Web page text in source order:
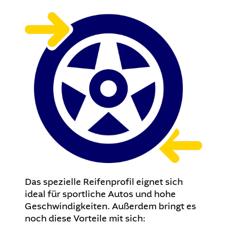
Das spezielle Reifenprofil eignet sich
ideal für sportliche Autos und hohe
Geschwindigkeiten. Außerdem bringt es
noch diese Vorteile mit sich: